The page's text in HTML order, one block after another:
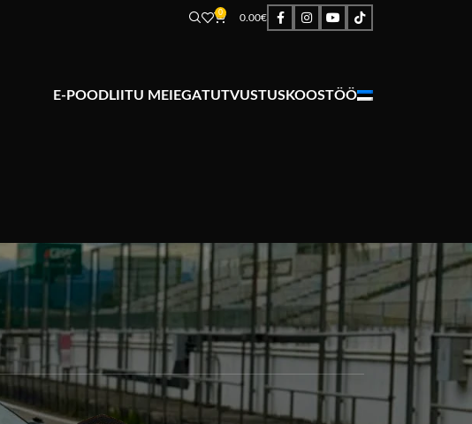
0 0.00€
E-POODLIITU MEIEGATUTVUSTUSKOOSTÖÖ